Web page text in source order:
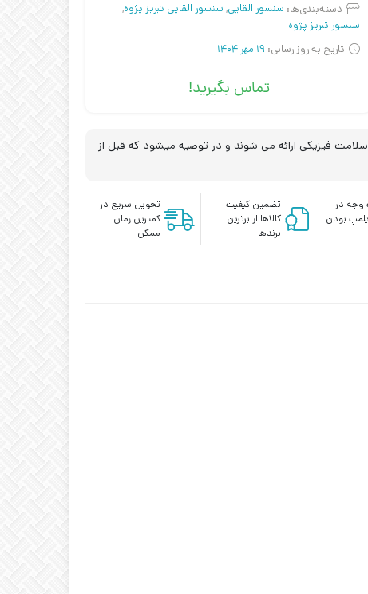
دسته‌بندی‌ها: سنسور القایی, سنسور القایی تبریز پژوه,
سنسور تبریز پژوه
تاریخ به روز رسانی: 19 مهر 1404
تماس بگیرید!
فیزیکی ارائه می شوند و در توصیه میشود که قبل از
وجه در
بودن
تضمین کیفیت
کالاها از برترین
برندها
تحویل سریع در
کمترین زمان
ممکن